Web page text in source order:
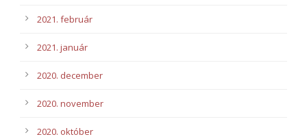
2021. február
2021. január
2020. december
2020. november
2020. október